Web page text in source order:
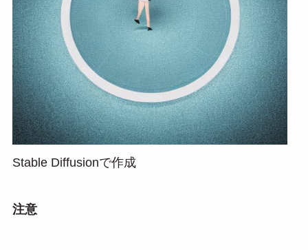
Stable Diffusionで作成
注意